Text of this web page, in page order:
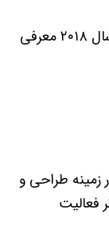
در این گزارش ۱۰ شرکت برتر تکنولوژی در سال ۲۰۱۸ معرفی
طراحی و
فعالیت